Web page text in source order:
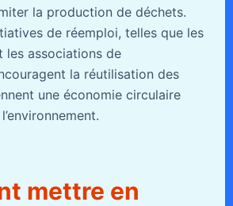
la production de déchets.
de réemploi, telles que les
les associations de
la réutilisation des
une économie circulaire
mettre en